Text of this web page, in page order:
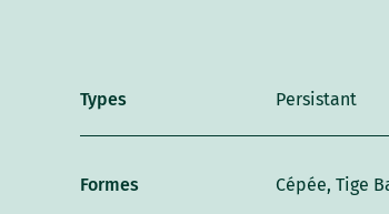
Types Persistant
Formes Cépée, Tige